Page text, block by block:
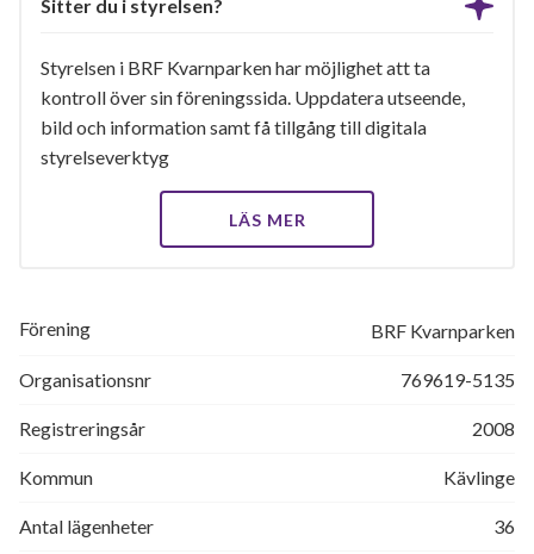
Sitter du i styrelsen?
Styrelsen i BRF Kvarnparken har möjlighet att ta
kontroll över sin föreningssida. Uppdatera utseende,
bild och information samt få tillgång till digitala
styrelseverktyg
LÄS MER
Förening BRF Kvarnparken
Organisationsnr 769619-5135
Registreringsår 2008
Kommun Kävlinge
Antal lägenheter 36